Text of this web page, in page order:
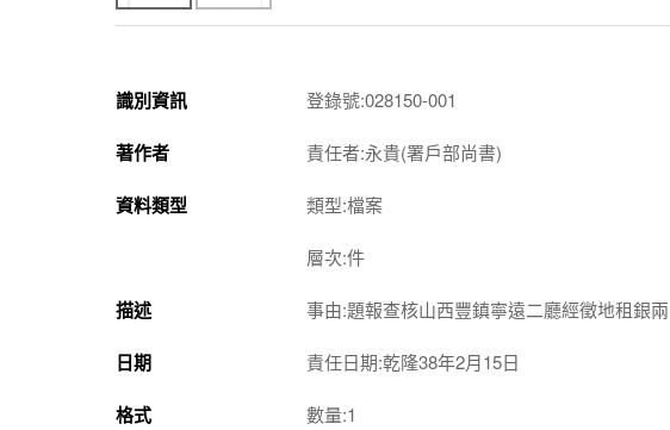
識別資訊 登錄號:028150-001
著作者 責任者:永貴(署戶部尚書)
資料類型 類型:檔案
層次:件
描述 事由:題報查核山西豐鎮寧遠二廳經徵地租銀兩
日期 責任日期:乾隆38年2月15日
格式 數量:1